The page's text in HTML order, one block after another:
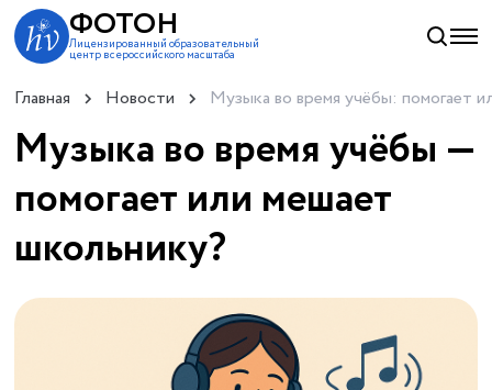
ФОТОН
Лицензированный образовательный
центр всероссийского масштаба
Главная Новости Музыка во время учёбы: помогает
Музыка во время учёбы —
помогает или мешает
школьнику?